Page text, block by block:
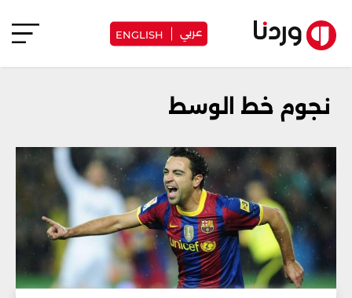
عربي ENGLISH
نجوم خط الوسط